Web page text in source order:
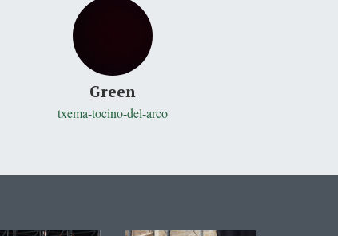
Green
txema-tocino-del-arco